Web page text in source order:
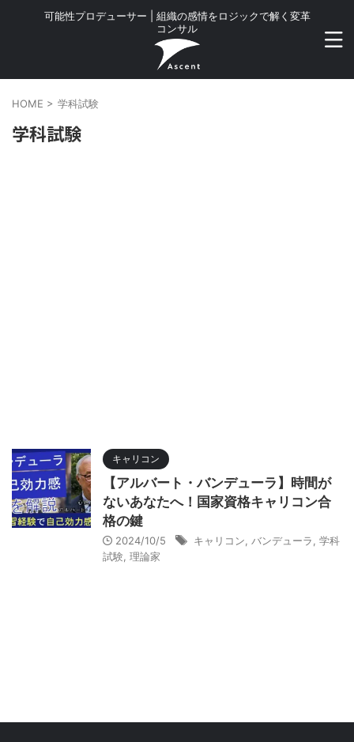
可能性プロデューサー | 組織の感情をロジックで解く変革
コンサル
HOME > 学科試験
学科試験
キャリコン
【アルバート・バンデューラ】時間が
ないあなたへ！国家資格キャリコン合
格の鍵
2024/10/5 キャリコン バンデューラ
学科
試験 理論家